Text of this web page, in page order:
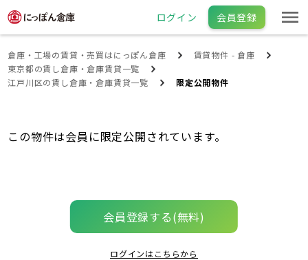
ログイン 会員登録
倉庫・工場の賃貸・売買はにっぽん倉庫
賃貸物件 - 倉庫
東京都の賃し倉庫・倉庫賃貸一覧
江戸川区の賃し倉庫・倉庫賃貸一覧
限定公開物件
この物件は会員に限定公開されています。
会員登録する(無料)
ログインはこちらから